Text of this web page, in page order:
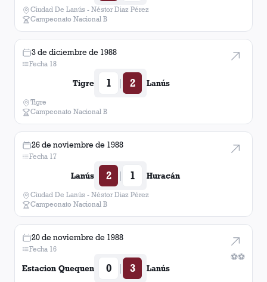
Ciudad De Lanús - Néstor Diaz Pérez
Campeonato Nacional B
3 de diciembre de 1988
Fecha 18
Tigre 1 | 2 Lanús
Tigre
Campeonato Nacional B
26 de noviembre de 1988
Fecha 17
Lanús 2 | 1 Huracán
Ciudad De Lanús - Néstor Diaz Pérez
Campeonato Nacional B
⚽⚽
20 de noviembre de 1988
Fecha 16
Estacion Quequen 0 | 3 Lanús